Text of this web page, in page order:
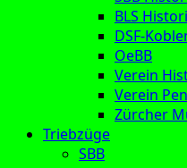
BLS
DSF-
OeBB
Verein
Verein
Zürcher
Triebzüge
SBB